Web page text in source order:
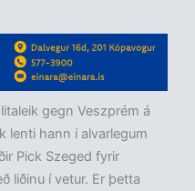
gegn Veszprém á
lenti hann í alvarlegum
Pick Szeged fyrir
liðinu í vetur. Er þetta